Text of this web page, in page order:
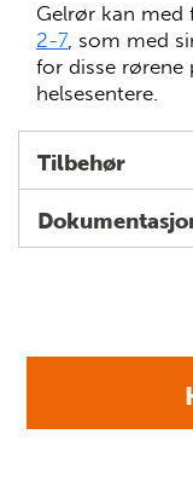
Gelrør kan med
2-7, som med
for disse rørene
helsesentere.
Tilbehør